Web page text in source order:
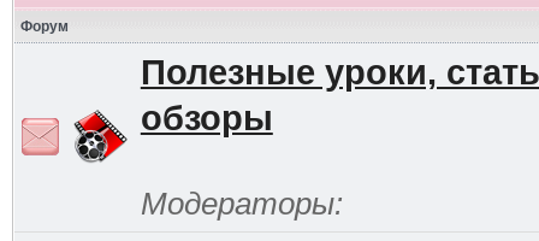
Форум
Полезные уроки,
обзоры
Модераторы: